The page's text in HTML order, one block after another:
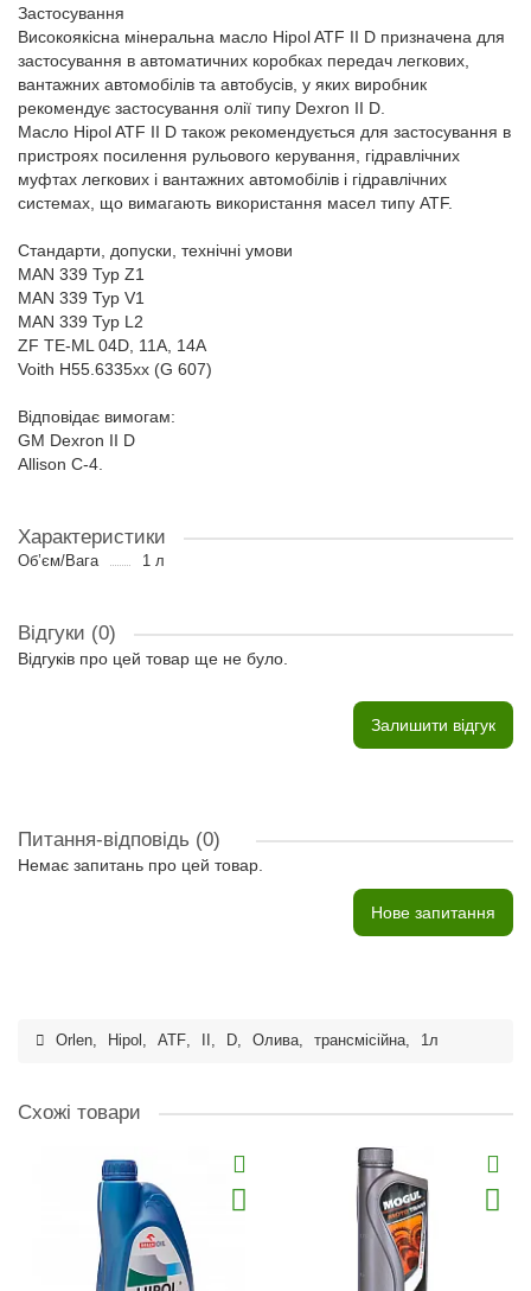
Застосування
Високоякісна мінеральна масло Hipol ATF II D призначена для
застосування в автоматичних коробках передач легкових,
вантажних автомобілів та автобусів, у яких виробник
рекомендує застосування олії типу Dexron II D.
Масло Hipol ATF II D також рекомендується для застосування в
пристроях посилення рульового керування, гідравлічних
муфтах легкових і вантажних автомобілів і гідравлічних
системах, що вимагають використання масел типу ATF.
Стандарти, допуски, технічні умови
MAN 339 Typ Z1
MAN 339 Typ V1
MAN 339 Typ L2
ZF TE-ML 04D, 11A, 14A
Voith H55.6335xx (G 607)
Відповідає вимогам:
GM Dexron II D
Allison C-4.
Характеристики
Об’єм/Вага 1 л
Відгуки (0)
Відгуків про цей товар ще не було.
Залишити відгук
Питання-відповідь (0)
Немає запитань про цей товар.
Нове запитання
Orlen, Hipol , ATF, , D, Олива, трансмісійна, 1л
Схожі товари